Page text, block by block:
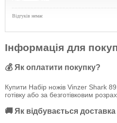
Відгуків немає
Інформація для
💰 Як оплатити покупку?
Купити Набір ножів Vinzer Shark
готівку або за безготівковим
🚚 Як відбувається